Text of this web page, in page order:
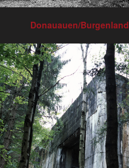
Donauauen/Burgenland